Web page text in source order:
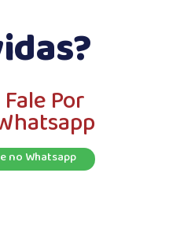
Fale Por
no Whatsapp